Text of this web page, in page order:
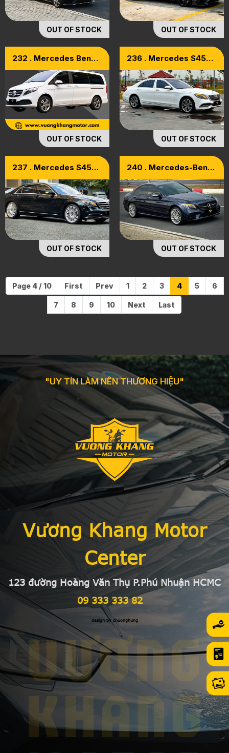
OUT OF STOCK OUT OF STOCK
232 . Mercedes Benz
OUT OF STOCK
236 . Mercedes S450
OUT OF STOCK
237 . Mercedes S450
OUT OF STOCK
240 . Mercedes-Benz
Model 2020
OUT OF STOCK
Page 4 / 10 First Prev 1 2 3 4 5 6
7 8 9 10 Next Last
"UY TÍN LÀM NÊN THƯƠNG HIỆU"
Vương Khang Motor
Center
123 đường Hoàng Văn Thụ P.Phú Nhuận HCMC
09 333 333 82
design by chuonghung
VƯƠNG
KHANG